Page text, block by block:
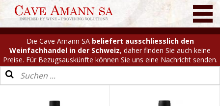
Die Cave Amann SA beliefert ausschliesslich den
Weinfachhandel in der Schweiz, daher finden Sie auch keine
Preise. Für Bezugsauskünfte können Sie uns eine Nachricht senden.